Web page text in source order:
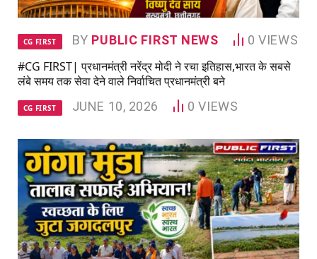
CG FIRST BY PUBLIC FIRST NEWS 0VIEWS
#CG FIRST| प्रधानमंत्री नरेंद्र मोदी ने रचा इतिहास,भारत के सबसे
लंबे समय तक सेवा देने वाले निर्वाचित प्रधानमंत्री बने
CG FIRST JUNE 10, 2026 0VIEWS